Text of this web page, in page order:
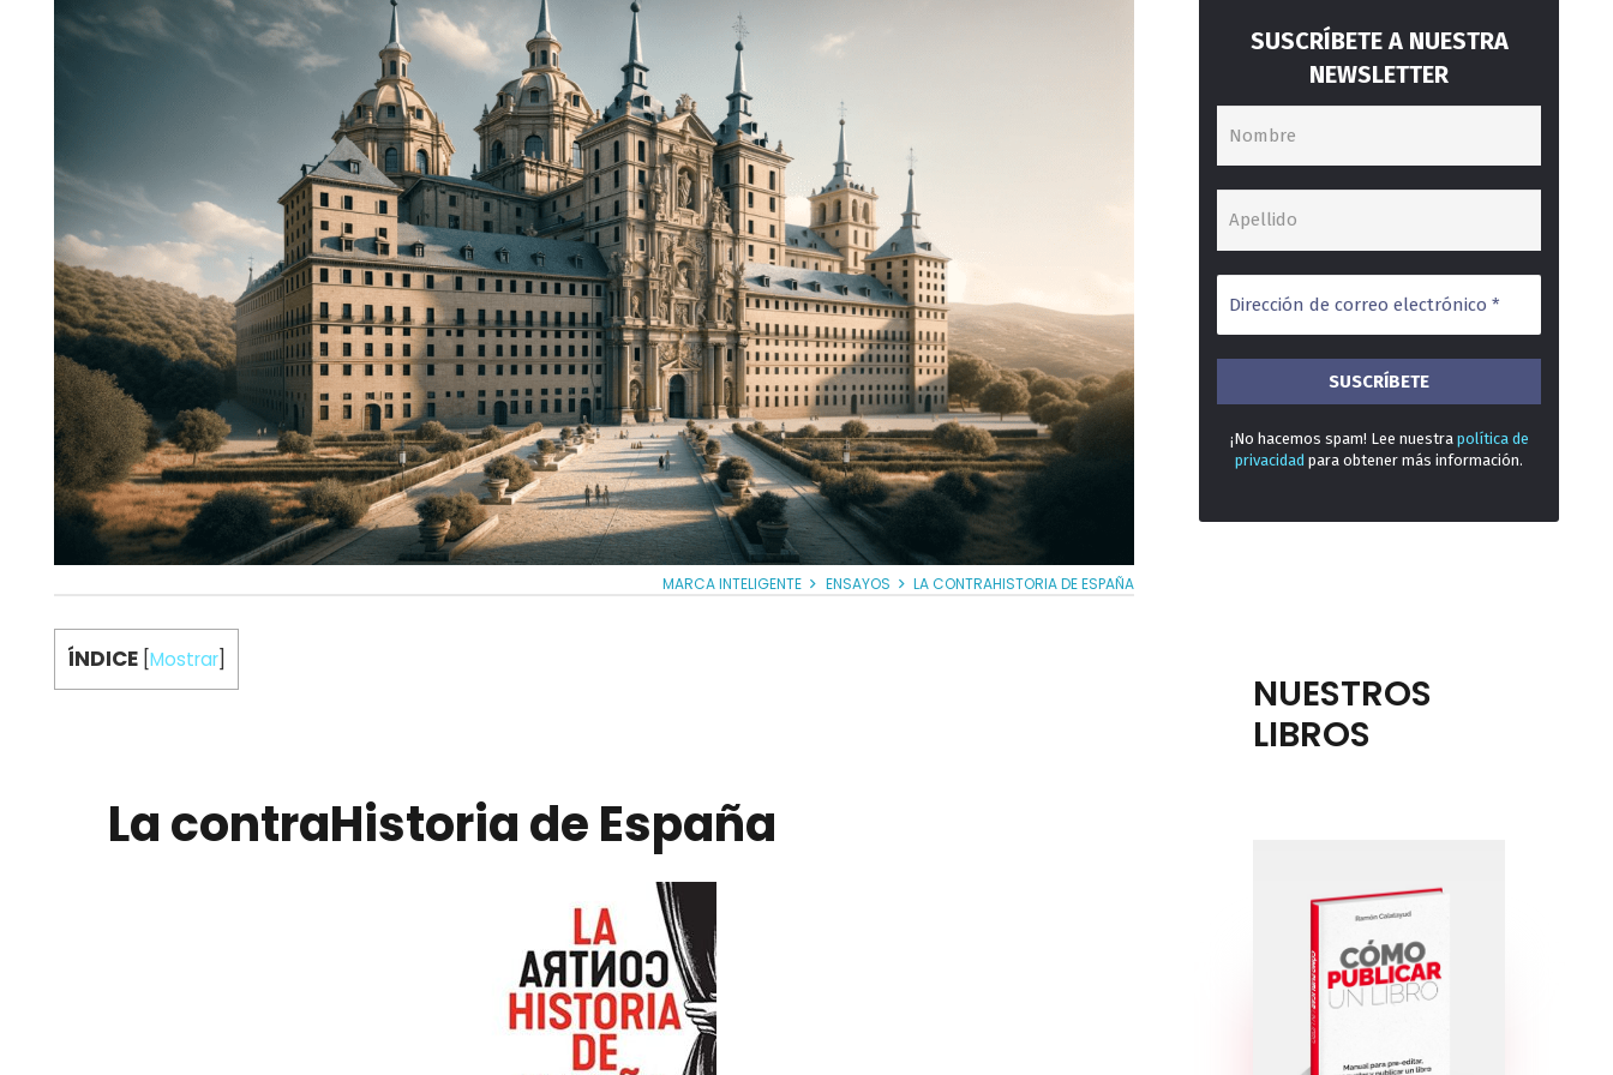
MARCA INTELIGENTE ENSAYOS LA CONTRAHISTORIA DE ESPAÑA
ÍNDICE Mostrar
La contraHistoria de España
SUSCRÍBETE A NUESTRA
NEWSLETTER
¡No hacemos spam! Lee nuestra política de
privacidad para obtener más información.
NUESTROS
LIBROS